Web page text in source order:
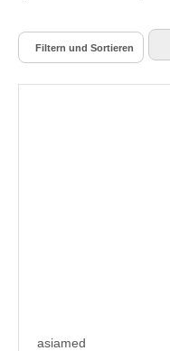
Filtern und Sortieren
asiamed